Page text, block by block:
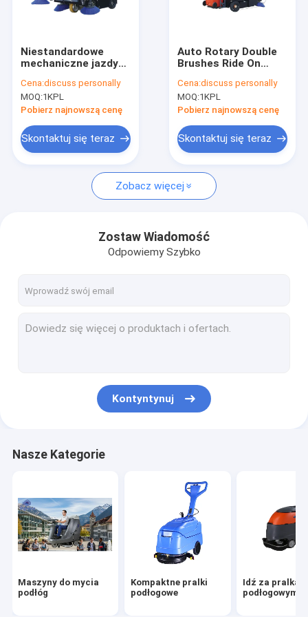
Wycieczka po fabryce
Maszyny do mycia podłóg
Kompaktne pralki podłogowe
Wykorzystanie sprzątaczy podłogi
Akcesoria do pralki podłogowej
Skuter do czyszczenia podłogi
Przenośny dmuchał powietrza
Niestandardowe
mechaniczne jazdy
zamiatarki podłogi,
maszyna zamiatarka
podłogi
Cena:discuss personally
MOQ:1KPL
Pobierz najnowszą cenę
Skontaktuj się teraz
Auto Rotary Double
Brushes Ride On
warsztatu
przemysłowego
Cena:discuss personally
MOQ:1KPL
Pobierz najnowszą cenę
Skontaktuj się teraz
Zobacz więcej
Zostaw Wiadomość
Odpowiemy Szybko
Kontyntynuj
Nasze Kategorie
Maszyny do mycia
podłóg
Kompaktne pralki
podłogowe
Idź za
podłogowymi